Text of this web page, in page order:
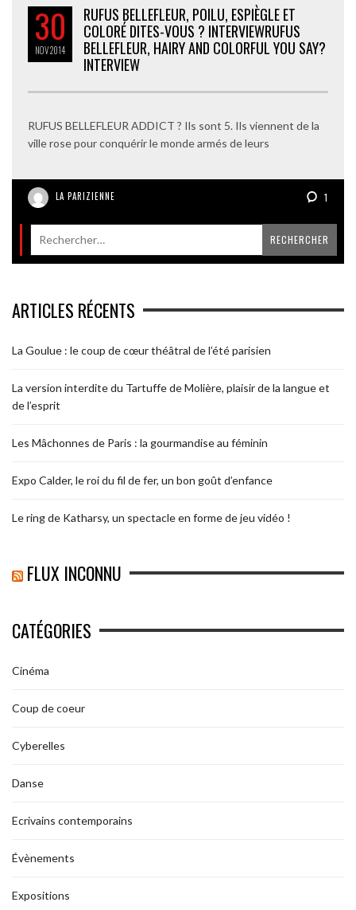
30
NOV2014
RUFUS BELLEFLEUR, POILU, ESPIÈGLE ET
COLORÉ DITES-VOUS ? INTERVIEWRUFUS
BELLEFLEUR, HAIRY AND COLORFUL YOU SAY?
INTERVIEW
RUFUS BELLEFLEUR ADDICT ? Ils sont 5. Ils viennent de la
ville rose pour conquérir le monde armés de leurs
LA PARIZIENNE 1
ARTICLES RÉCENTS
La Goulue : le coup de cœur théâtral de l’été parisien
La version interdite du Tartuffe de Molière, plaisir de la langue et
de l’esprit
Les Mâchonnes de Paris : la gourmandise au féminin
Expo Calder, le roi du fil de fer, un bon goût d’enfance
Le ring de Katharsy, un spectacle en forme de jeu vidéo !
FLUX INCONNU
CATÉGORIES
Cinéma
Coup de coeur
Cyberelles
Danse
Ecrivains contemporains
Évènements
Expositions